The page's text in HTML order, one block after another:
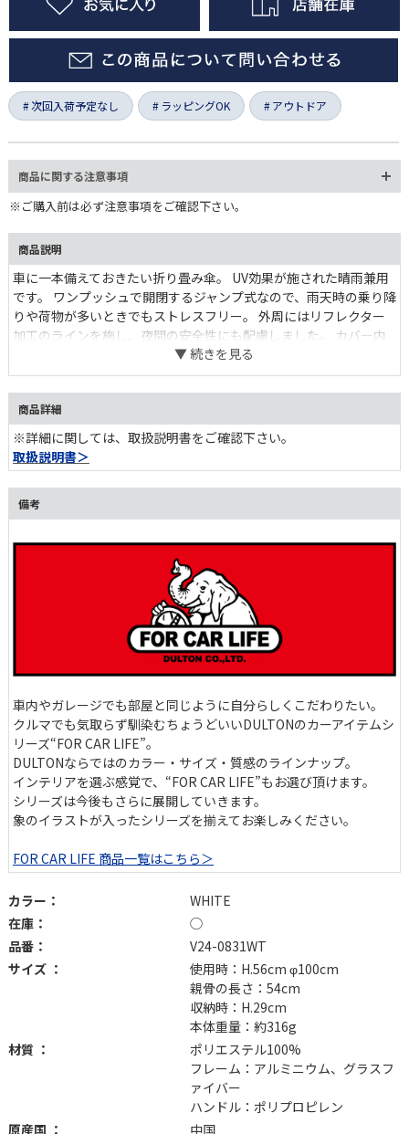
次回入荷予定なし ラッピングOK アウトドア
商品に関する注意事項
※ご購入前は必ず注意事項をご確認下さい。
商品説明
車に一本備えておきたい折り畳み傘。 UV効果が施された晴雨兼用
です。 ワンプッシュで開閉するジャンプ式なので、雨天時の乗り降
りや荷物が多いときでもストレスフリー。 外周にはリフレクター
加工のラインを施し、夜間の安全性にも配慮しました。 カバー内
側の生地には吸水速乾性に優れたマイクロファイバーを使用してい
るので、付着した雨水が染み出しません。 落ち着いたトーンで揃
えた豊富なカラー展開からお選びいただけます。 カーライフを楽
しむあなたに使ってほしい、心揺さぶるこだわりが至る所に詰まっ
ています。
商品詳細
※詳細に関しては、取扱説明書をご確認下さい。
取扱説明書＞
備考
車内やガレージでも部屋と同じように自分らしくこだわりたい。
クルマでも気取らず馴染むちょうどいいDULTONのカーアイテムシ
リーズ“FOR CAR LIFE”。
DULTONならではのカラー・サイズ・質感のラインナップ。
インテリアを選ぶ感覚で、“FOR CAR LIFE”もお選び頂けます。
シリーズは今後もさらに展開していきます。
象のイラストが入ったシリーズを揃えてお楽しみください。
FOR CAR LIFE 商品一覧はこちら＞
カラー：
WHITE
在庫：
◯
品番：
V24-0831WT
サイズ ：
使用時：H.56cm φ100cm
親骨の長さ：54cm
収納時：H.29cm
本体重量：約316g
材質 ：
ポリエステル100%
フレーム：アルミニウム、グラスフ
ァイバー
ハンドル：ポリプロピレン
原産国 ：
中国